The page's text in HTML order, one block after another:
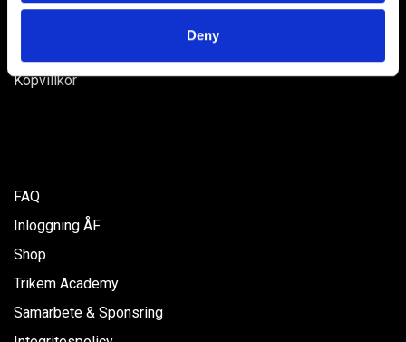
Deny
Köpvillkor
FAQ
Inloggning ÅF
Shop
Trikem Academy
Samarbete & Sponsring